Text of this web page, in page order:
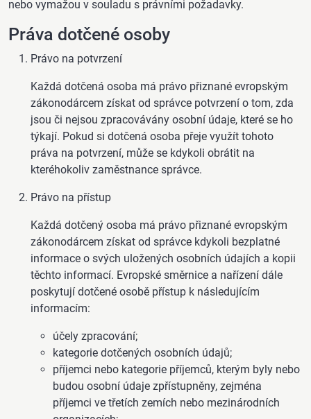
nebo vymažou v souladu s právními požadavky.
Práva dotčené osoby
Právo na potvrzení
Každá dotčená osoba má právo přiznané evropským
zákonodárcem získat od správce potvrzení o tom, zda
jsou či nejsou zpracovávány osobní údaje, které se ho
týkají. Pokud si dotčená osoba přeje využít tohoto
práva na potvrzení, může se kdykoli obrátit na
kteréhokoliv zaměstnance správce.
Právo na přístup
Každá dotčený osoba má právo přiznané evropským
zákonodárcem získat od správce kdykoli bezplatné
informace o svých uložených osobních údajích a kopii
těchto informací. Evropské směrnice a nařízení dále
poskytují dotčené osobě přístup k následujícím
informacím:
účely zpracování;
kategorie dotčených osobních údajů;
příjemci nebo kategorie příjemců, kterým byly nebo
budou osobní údaje zpřístupněny, zejména
příjemci ve třetích zemích nebo mezinárodních